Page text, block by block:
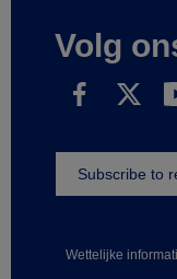
Volg
Wettelijke
Subscribe to